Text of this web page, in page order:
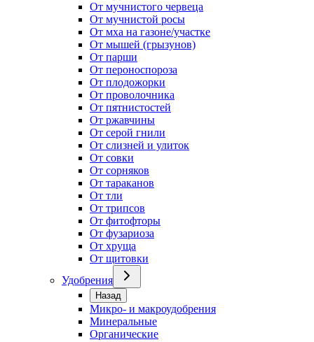
От мучнистого червеца
От мучнистой росы
От мха на газоне/участке
От мышей (грызунов)
От парши
От пероноспороза
От плодожорки
От проволочника
От пятнистостей
От ржавчины
От серой гнили
От слизней и улиток
От совки
От сорняков
От тараканов
От тли
От трипсов
От фитофторы
От фузариоза
От хруща
От щитовки
Удобрения
Назад
Микро- и макроудобрения
Минеральные
Органические